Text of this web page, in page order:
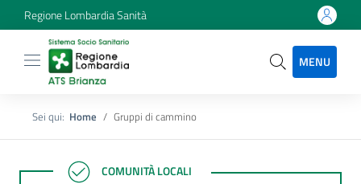
Regione Lombardia Sanità
MENU
Sei qui: Home Gruppi di cammino
COMUNITÀ LOCALI
COMUNITÀ LOCALI